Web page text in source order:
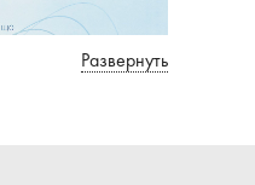
Развернуть